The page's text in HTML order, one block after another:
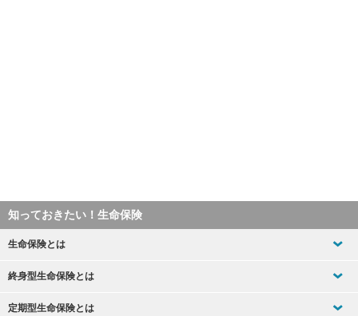
知っておきたい！生命保険
生命保険とは
終身型生命保険とは
定期型生命保険とは